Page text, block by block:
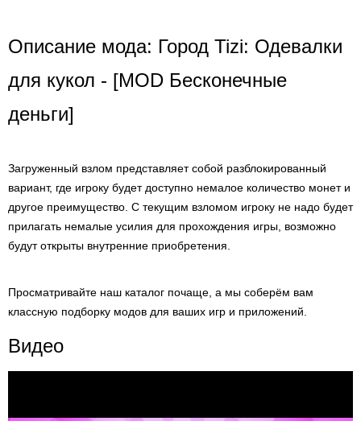
Описание мода: Город Tizi: Одевалки
для кукол - [MOD Бесконечные
деньги]
Загруженный взлом представляет собой разблокированный
вариант, где игроку будет доступно немалое количество монет и
другое преимущество. С текущим взломом игроку не надо будет
прилагать немалые усилия для прохождения игры, возможно
будут открыты внутренние приобретения.
Просматривайте наш каталог почаще, а мы соберём вам
классную подборку модов для ваших игр и приложений.
Видео